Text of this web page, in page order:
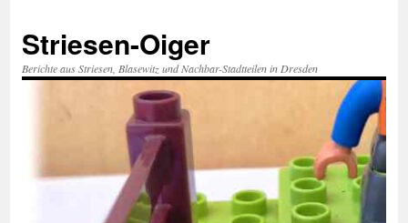
springen
Striesen-Oiger
Berichte aus Striesen, Blasewitz und Nachbar-Stadtteilen in Dresden